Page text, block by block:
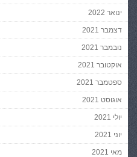
ינואר 2022
דצמבר 2021
נובמבר 2021
אוקטובר 2021
ספטמבר 2021
אוגוסט 2021
יולי 2021
יוני 2021
מאי 2021